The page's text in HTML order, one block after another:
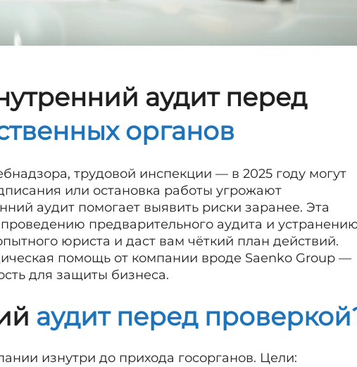
аудит перед
органов
трудовой инспекции — в 2025 году могут
или остановка работы угрожают
аудит помогает выявить риски заранее. Эта
предварительного аудита и
юриста и даст вам чёткий план действий.
помощь от компании вроде Saenko Group —
для защиты бизнеса.
аудит перед
изнутри до прихода госорганов. Цели: